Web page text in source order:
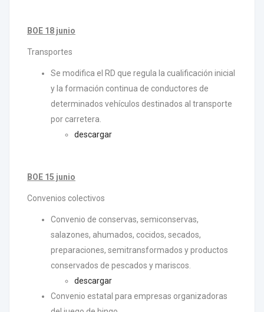
BOE 18 junio
Transportes
Se modifica el RD que regula la cualificación inicial
y la formación continua de conductores de
determinados vehículos destinados al transporte
por carretera.
descargar
BOE 15 junio
Convenios colectivos
Convenio de conservas, semiconservas,
salazones, ahumados, cocidos, secados,
preparaciones, semitransformados y productos
conservados de pescados y mariscos.
descargar
Convenio estatal para empresas organizadoras